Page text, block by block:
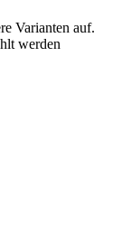
Varianten auf.
werden